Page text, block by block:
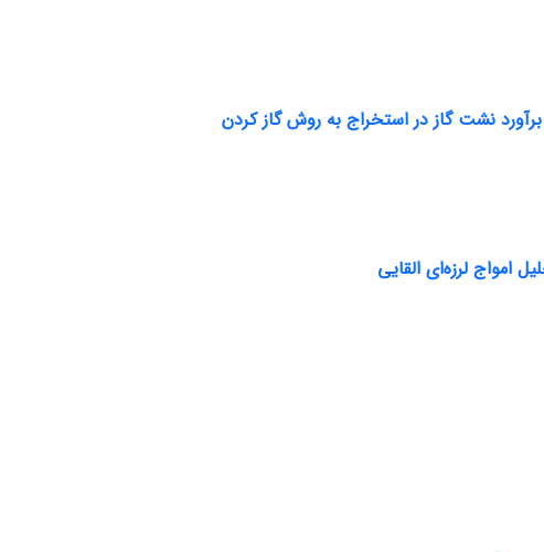
نشت گاز در استخراج به روش گاز کردن
امواج لرزه‌ای القایی